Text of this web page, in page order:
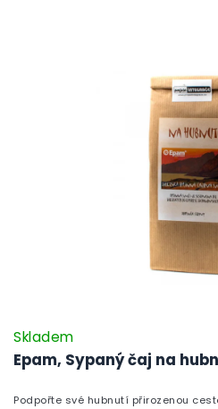
Epam, Sypaný čaj na
Skladem
Podpořte své hubnutí přirozenou